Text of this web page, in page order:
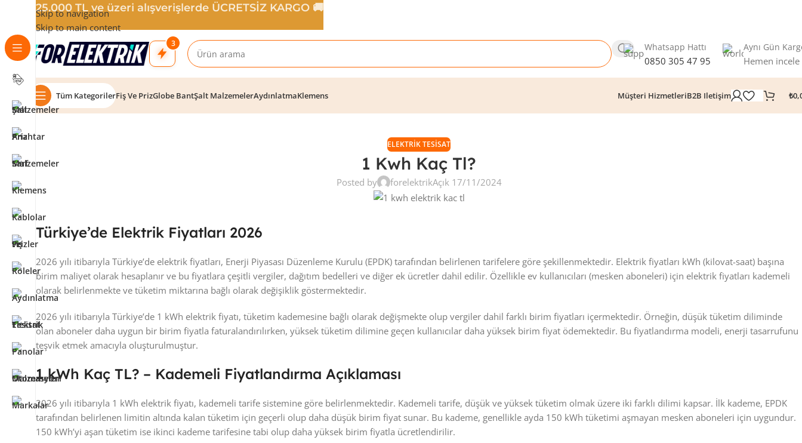
Skip to navigation
Skip to main content
3 Whatsapp Hattı
0850 305 47 95
Aynı Gün
Hemen incele
Tüm KategorilerFiş Ve PrizGlobe BantŞalt MalzemelerAydınlatmaKlemens Müşteri HizmetleriB2B Iletişim ₺
ELEKTRIK TESISAT
1 Kwh Kaç Tl?
Posted by forelektrikAçık 17/11/2024
Türkiye’de Elektrik Fiyatları 2026
2026 yılı itibarıyla Türkiye’de elektrik fiyatları, Enerji Piyasası Düzenleme Kurulu (EPDK) tarafından belirlenen tarifelere göre şekillenmektedir. Elektrik fiyatları kWh (kilovat-saat) başına
birim maliyet olarak hesaplanır ve bu fiyatlara çeşitli vergiler, dağıtım bedelleri ve diğer ek ücretler dahil edilir. Özellikle ev kullanıcıları (mesken aboneleri) için elektrik fiyatları kademeli
olarak belirlenmekte ve tüketim miktarına bağlı olarak değişiklik göstermektedir.
2026 yılı itibarıyla Türkiye’de 1 kWh elektrik fiyatı, tüketim kademesine bağlı olarak değişmekte olup vergiler dahil farklı birim fiyatları içermektedir. Örneğin, düşük tüketim diliminde
olan aboneler daha uygun bir birim fiyatla faturalandırılırken, yüksek tüketim dilimine geçen kullanıcılar daha yüksek birim fiyat ödemektedir. Bu fiyatlandırma modeli, enerji tasarrufunu
teşvik etmek amacıyla oluşturulmuştur.
1 kWh Kaç TL? – Kademeli Fiyatlandırma Açıklaması
2026 yılı itibarıyla 1 kWh elektrik fiyatı, kademeli tarife sistemine göre belirlenmektedir. Kademeli tarife, düşük ve yüksek tüketim olmak üzere iki farklı dilimi kapsar. İlk kademe, EPDK
tarafından belirlenen limitin altında kalan tüketim için geçerli olup daha düşük birim fiyat sunar. Bu kademe, genellikle ayda 150 kWh tüketimi aşmayan mesken aboneleri için uygundur.
150 kWh’yi aşan tüketim ise ikinci kademe tarifesine tabi olup daha yüksek birim fiyatla ücretlendirilir.
25.000 TL ve üzeri alışverişlerde ÜCRETSİZ KARGO 🚚